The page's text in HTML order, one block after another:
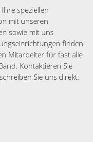
speziellen
mit unseren
sowie mit uns
finden
Mitarbeiter für fast alle
Kontaktieren Sie
Sie uns direkt: